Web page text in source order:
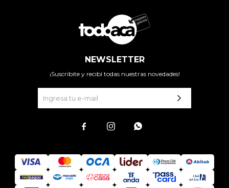
NEWSLETTER
¡Suscribite y recibí todas nuestras novedades!
  